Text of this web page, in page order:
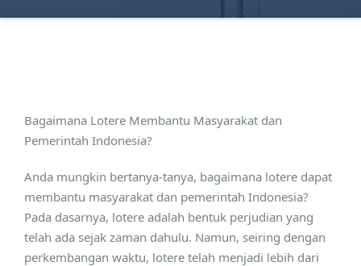
Bagaimana Lotere Membantu Masyarakat dan
Pemerintah Indonesia?
Anda mungkin bertanya-tanya, bagaimana lotere dapat
membantu masyarakat dan pemerintah Indonesia?
Pada dasarnya, lotere adalah bentuk perjudian yang
telah ada sejak zaman dahulu. Namun, seiring dengan
perkembangan waktu, lotere telah menjadi lebih dari